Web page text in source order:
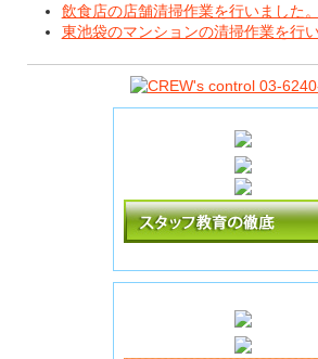
飲食店の店舗清掃作業を行いました。
東池袋のマンションの清掃作業を行い